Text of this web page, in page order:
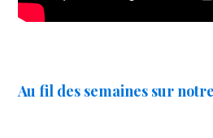
Au fil des semaines sur